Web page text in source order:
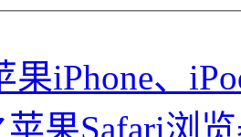
果iPhone、
苹果Safari浏